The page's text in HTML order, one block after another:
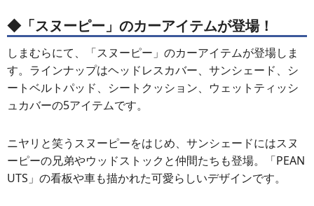
◆「スヌーピー」のカーアイテムが登場！
しまむらにて、「スヌーピー」のカーアイテムが登場しま
す。ラインナップはヘッドレスカバー、サンシェード、シ
ートベルトパッド、シートクッション、ウェットティッシ
ュカバーの5アイテムです。
ニヤリと笑うスヌーピーをはじめ、サンシェードにはスヌ
ーピーの兄弟やウッドストックと仲間たちも登場。「PEAN
UTS」の看板や車も描かれた可愛らしいデザインです。